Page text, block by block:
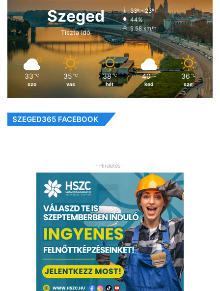
Szeged
Tiszta idő
33º - 23º
44%
5.58 km/h
33 ℃
szo
35 ℃
vas
38 ℃
hét
40 ℃
ked
36 ℃
sze
SZEGED365 FACEBOOK
- Hirdetés -